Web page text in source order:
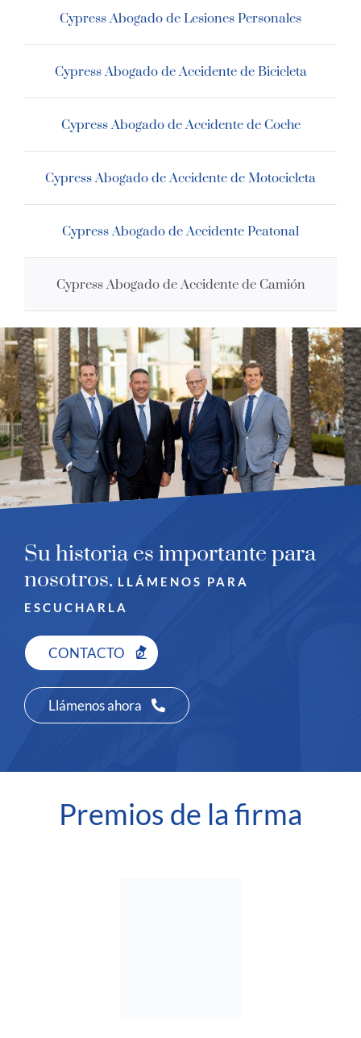
Cypress Abogado de Lesiones Personales
Cypress Abogado de Accidente de Bicicleta
Cypress Abogado de Accidente de Coche
Cypress Abogado de Accidente de Motocicleta
Cypress Abogado de Accidente Peatonal
Cypress Abogado de Accidente de Camión
Su historia es importante para
nosotros. LLÁMENOS PARA
ESCUCHARLA
CONTACTO
Llámenos ahora
Premios de la firma